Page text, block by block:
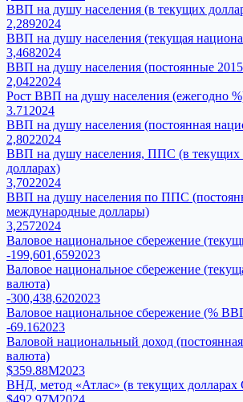
ВВП на душу населения (в текущих
2,2892024
ВВП на душу населения (текущая
3,4682024
ВВП на душу населения (постоянные
2,0422024
Рост ВВП на душу населения (ежегодно
3.71 2024
ВВП на душу населения (постоянная
2,8022024
ВВП на душу населения, ППС (в текущих
долларах)
3,7022024
ВВП на душу населения по ППС
международные доллары)
3,2572024
Валовое национальное сбережение
-199,601,6592023
Валовое национальное сбережение
валюта)
-300,438,6202023
Валовое национальное сбережение (%
-69.162023
Валовой национальный доход
валюта)
$359.88M2023
ВНД, метод «Атлас» (в текущих
$492.97M2024